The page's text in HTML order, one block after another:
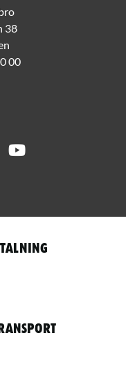
38
00
Instagram